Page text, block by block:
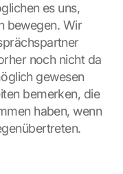
es uns,
bewegen. Wir
noch nicht da
gewesen
bemerken, die
haben, wenn